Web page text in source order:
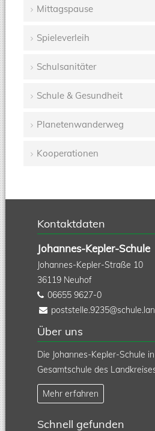
Mittagspause
Spieleverleih
Schulsanitäter
Schule & Gesundheit
Planetenwanderweg
Kooperationen
Kontaktdaten
Johannes-Kepler-Schule
Johannes-Kepler-Straße 10
36119 Neuhof
06655 9627-0
Über uns
Die Johannes-Kepler-Schule
Gesamtschule des
Mehr erfahren
Schnell gefunden